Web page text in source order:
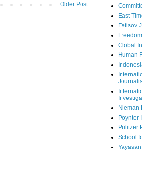
Older Post
East
Fetisov
Global
Human
Nieman
Poynter
Pulitzer
School